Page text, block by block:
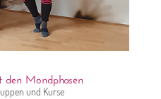
Mondphasen
und Kurse